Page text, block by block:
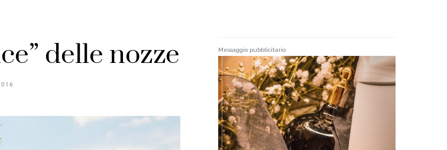
delle nozze Messaggio pubblicitario